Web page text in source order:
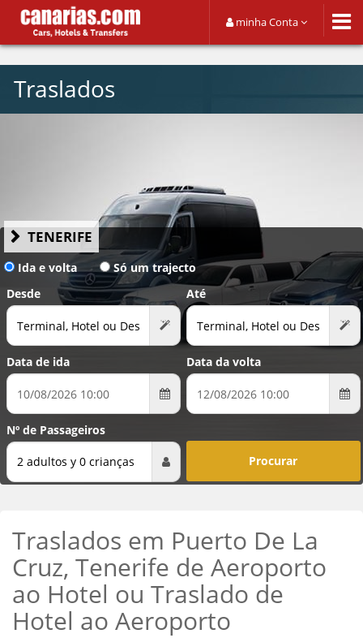
minha Conta
Traslados
TENERIFE
Ida e volta
Só um trajecto
Desde
Até
Data de ida Data da volta
Nº de Passageiros
2 adultos y 0 crianças
Traslados em Puerto De La
Cruz, Tenerife de Aeroporto
ao Hotel ou Traslado de
Hotel ao Aeroporto